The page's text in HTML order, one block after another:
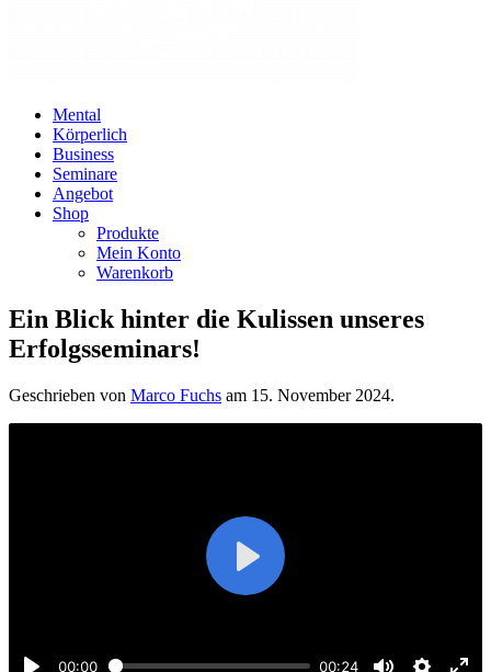
Mental
Körperlich
Business
Seminare
Angebot
Shop
Produkte
Mein Konto
Warenkorb
Ein Blick hinter die Kulissen unseres
Erfolgsseminars!
Geschrieben von Marco Fuchs am 15. November 2024.
00:00 00:24
Play